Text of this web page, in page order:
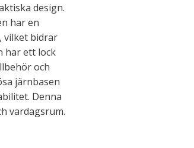
design.
har en
vilket bidrar
har ett lock
och
järnbasen
Denna
vardagsrum.